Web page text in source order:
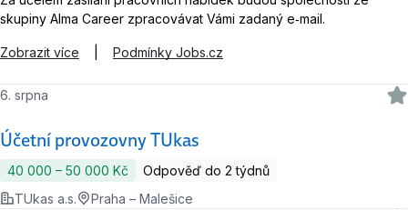
skupiny Alma Career zpracovávat Vámi zadaný e‑mail.
Zobrazit více Podmínky Jobs.cz
Účetní provozovny TUkas
6. srpna
40 000 ‍–‍ 50 000 Kč
Odpověď do 2 týdnů
TUkas a.s.
Praha – Malešice